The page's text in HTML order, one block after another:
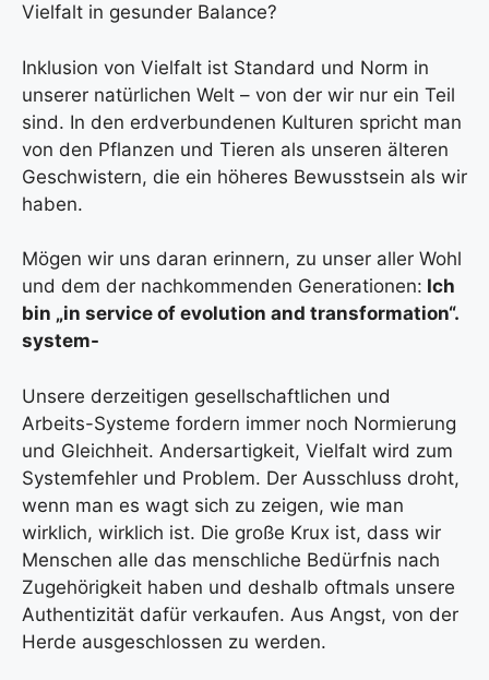
Vielfalt in gesunder Balance?
Inklusion von Vielfalt ist Standard und Norm in
unserer natürlichen Welt – von der wir nur ein Teil
sind. In den erdverbundenen Kulturen spricht man
von den Pflanzen und Tieren als unseren älteren
Geschwistern, die ein höheres Bewusstsein als wir
haben.
Mögen wir uns daran erinnern, zu unser aller Wohl
und dem der nachkommenden Generationen: Ich
bin „in service of evolution and transformation“.
system-
Unsere derzeitigen gesellschaftlichen und
Arbeits-Systeme fordern immer noch Normierung
und Gleichheit. Andersartigkeit, Vielfalt wird zum
Systemfehler und Problem. Der Ausschluss droht,
wenn man es wagt sich zu zeigen, wie man
wirklich, wirklich ist. Die große Krux ist, dass wir
Menschen alle das menschliche Bedürfnis nach
Zugehörigkeit haben und deshalb oftmals unsere
Authentizität dafür verkaufen. Aus Angst, von der
Herde ausgeschlossen zu werden.